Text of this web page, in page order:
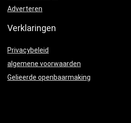
Adverteren
Verklaringen
Privacybeleid
algemene voorwaarden
Gelieerde openbaarmaking